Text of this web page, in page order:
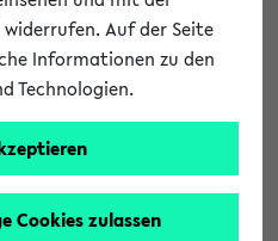
Studierenden':
der Universität Bielefeld
für Abschlussarbeiten. Sie
Ihrer Abschlussarbeit beim
Bitte nutzen Sie für Ihre
Auf der Seite
Informationen zu den
Technologien.
Cookies zulassen